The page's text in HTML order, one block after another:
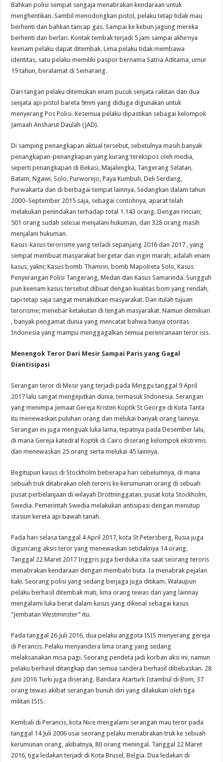
Bahkan polisi sempat sengaja menabrakan kendaraan untuk
menghentikan. Sambil menodongkan pistol, pelaku tetap tidak mau
berhenti dan bahkan tancap gas. Sampai ke kebun jagung mereka
berhenti dan berlari. Kontak tembak terjadi 5 jam sampai akhirnya
keenam pelaku dapat ditembak. Lima pelaku tidak membawa
identitas, satu pelaku memiliki paspor bernama Satria Aditama, umur
19 tahun, beralamat di Semarang.
Dari tangan pelaku ditemukan enam pucuk senjata rakitan dan dua
senjata api pistol bareta 9mm yang diduga digunakan untuk
menyerang Pos Polisi. Kesemua pelaku dipastikan sebagai kelompok
Jamaah Ansharut Daulah (JAD).
Di samping penangkapan aktual tersebut, sebetulnya masih banyak
penangkapan-penangkapan yang kurang terekspos oleh media,
seperti penangkapan di Bekasi, Majalengka, Tangerang Selatan,
Batam, Ngawi, Solo, Purworejo, Paya Kumbuh, Deli Serdang,
Purwakarta dan di berbagai tempat lainnya. Sedangkan dalam tahun
2000–September 2015 saja, sebagai contohnya, aparat telah
melakukan penindakan terhadap total 1.143 orang. Dengan rincian;
501 orang sudah selesai menjalani hukuman, dan 328 orang masih
menjalani hukuman.
Kasus-kasus terorisme yang terladi sepanjang 2016 dan 2017 , yang
sempat membuat masyarakat bergetar dan ingin marah, adalah enam
kasus, yakni; Kasus bomb Thamrin, bomb Mapolreta Solo, Kasus
Penyerangan Polisi Tangerang, Medan dan Kasus Samarinda. Sungguh
pun keenam kasus tersebut dibuat dengan kualitas bom yang rendah,
tapi tetap saja sangat menakutkan masyarakat. Dan itulah tujuan
terorisme; menebar ketakutan di tengah masyarakat. Namun demikian
, banyak pengamat dunia yang mencatat bahwa hanya otoritas
Indonesia yang mampu menggagalkan semua perencanaan teror isis.
Menengok Teror Dari Mesir Sampai Paris yang Gagal
Diantisipasi
Serangan teror di Mesir yang terjadi pada Minggu tanggal 9 April
2017 lalu sangat mengejutkan dunia, termasuk Indonesia. Serangan
yang menimpa Jemaat Gereja Kristen Koptik St George di Kota Tanta
itu menewaskan puluhan orang dan melukai banyak orang lainnya.
Serangan ini juga menguak luka lama, tepatnya pada Desember lalu,
di mana Gereja katedral Koptik di Cairo diserang kelompok ekstrimis
dan menewaskan 25 orang serta melukai 45 lainnya.
Begitupun kasus di Stockholm beberapa hari sebelumnya, di mana
sebuah truk ditabrakan oleh teroris ke kerumunan orang di sebuah
pusat perbelanjaan di wilayah Drottninggatan, pusat kota Stockholm,
Swedia. Pemerintah Swedia melakukan antisipasi dengan menutup
stasiun kereta api bawah tanah.
Pada hari selasa tanggal 4 April 2017, kota St Petersberg, Rusia juga
diguncang aksis teror yang menewaskan setidaknya 14 orang.
Tanggal 22 Maret 2017 Inggris juga berduka cita saat seorang teroris
menabrakan kendaraan dengan membabi buta. Ia menabrak pejalan
kaki. Seorang polisi yang sedang berjaga juga ditikam. Walaupun
pelaku berhasil ditembak mati, lima orang tewas dan yang lainnay
mengalami luka berat dalam kasus yang dikenal sebagai kasus
“Jembatan Westminster” itu.
Pada tanggal 26 Juli 2016, dua pelaku anggota ISIS menyerang gereja
di Perancis. Pelaku menyandera lima orang yang sedang
melaksanakan misa pagi. Seorang pendeta jadi korban aksi ini, namun
pelaku berhasil ditangkap dan semua sandera berhasil dibebaskan. 28
Juni 2016 Turki juga diserang. Bandara Atarturk Istambul di Bom, 37
orang tewas akibat serangan bunuh diri yang dilakukan oleh tiga
militan ISIS.
Kembali di Perancis, kota Nice mengalami serangan mau teror pada
tanggal 14 Juli 2006 usai seorang pelaku menabrakan truk ke sebuah
kerumunan orang, akibatnya, 80 orang meningal. Tanggal 22 Maret
2016, tiga ledakan terjadi di Kota Brusel, Belgia. Dua ledakan di